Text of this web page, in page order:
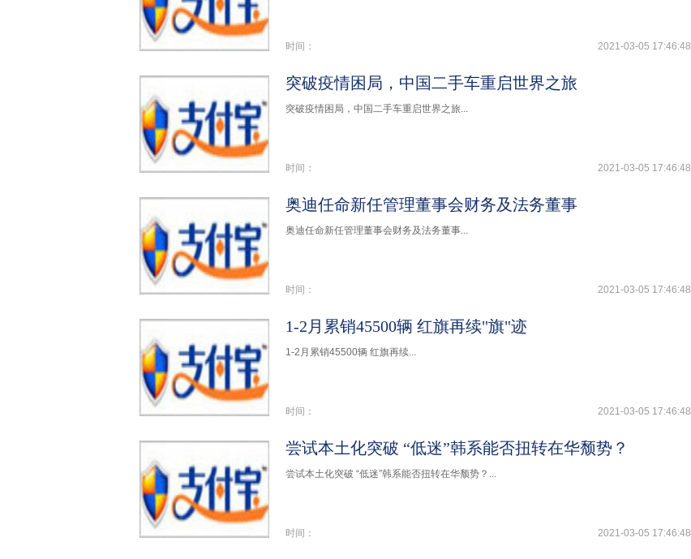
时间： 2021-03-05 17:46:48
突破疫情困局，中国二手车重启世界之旅
突破疫情困局，中国二手车重启世界之旅...
时间： 2021-03-05 17:46:48
奥迪任命新任管理董事会财务及法务董事
奥迪任命新任管理董事会财务及法务董事...
时间： 2021-03-05 17:46:48
1-2月累销45500辆 红旗再续"旗"迹
1-2月累销45500辆 红旗再续...
时间： 2021-03-05 17:46:48
尝试本土化突破 “低迷”韩系能否扭转在华颓势？
尝试本土化突破 “低迷”韩系能否扭转在华颓势？...
时间： 2021-03-05 17:46:48